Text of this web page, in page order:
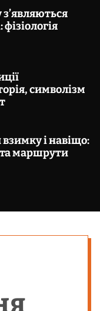
символізм
і навіщо:
маршрути